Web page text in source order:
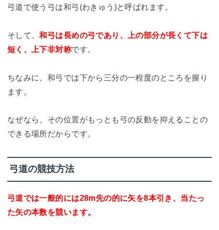
弓道で使う弓は和弓(わきゅう)と呼ばれます。
そして、和弓は長めの弓であり、上の部分が長くて下は
短く、上下非対称です。
ちなみに、和弓では下から三分の一程度のところを握り
ます。
なぜなら、その位置がもっとも弓の反動を抑えることの
できる場所だからです。
弓道の競技方法
弓道では一般的には28m先の的に矢を8本引き、当たっ
た矢の本数を競います。